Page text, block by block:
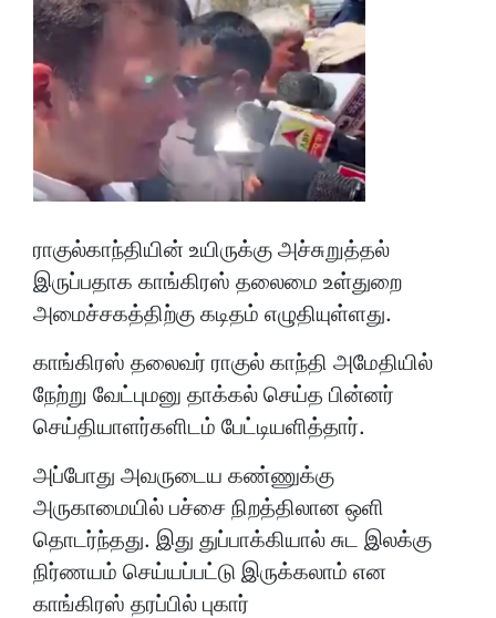
ராகுல்காந்தியின் உயிருக்கு அச்சுறுத்தல்
இருப்பதாக காங்கிரஸ் தலைமை உள்துறை
அமைச்சகத்திற்கு கடிதம் எழுதியுள்ளது.
காங்கிரஸ் தலைவர் ராகுல் காந்தி அமேதியில்
நேற்று வேட்புமனு தாக்கல் செய்த பின்னர்
செய்தியாளர்களிடம் பேட்டியளித்தார்.
அப்போது அவருடைய கண்ணுக்கு
அருகாமையில் பச்சை நிறத்திலான ஒளி
தொடர்ந்தது. இது துப்பாக்கியால் சுட இலக்கு
நிர்ணயம் செய்யப்பட்டு இருக்கலாம் என
காங்கிரஸ் தரப்பில் புகார்